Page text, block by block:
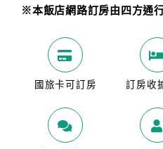
※本飯店網路訂房由四方通
國旅卡可訂房 訂房收